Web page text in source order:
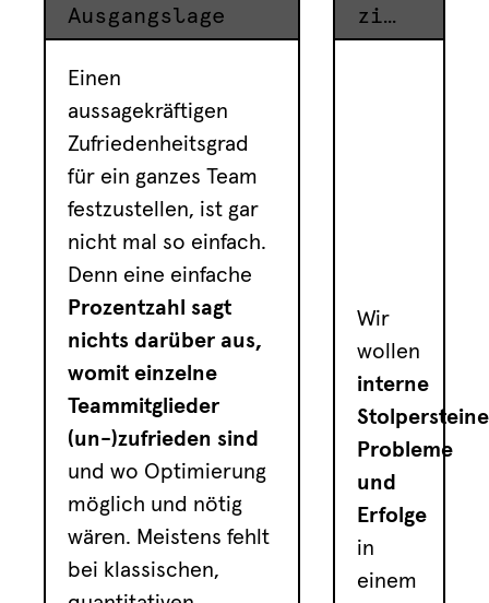
Ausgangslage
Einen
aussagekräftigen
Zufriedenheitsgrad
für ein ganzes Team
festzustellen, ist gar
nicht mal so einfach.
Denn eine einfache
Prozentzahl sagt
nichts darüber aus,
womit einzelne
Teammitglieder
(un-)zufrieden sind
und wo Optimierung
möglich und nötig
wären. Meistens fehlt
bei klassischen,
ziel
Wir
wollen
interne
Probleme
und
Erfolge
in
einem